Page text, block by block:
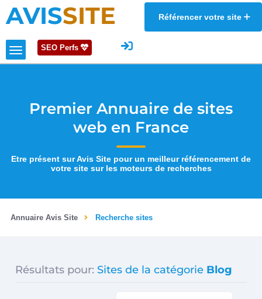
AVISSITE Référencer votre site
SEO Perfs
Premier Annuaire de sites
web en France
Etre présent sur Avis Site pour un meilleur référencement de
votre site sur les moteurs de recherches
Annuaire Avis Site Recherche sites
Résultats pour: Sites de la catégorie Blog